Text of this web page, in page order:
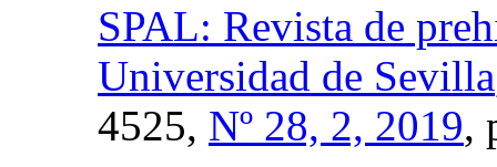
SPAL: Revista de
Universidad de Sevilla
4525, Nº 28, 2, 2019,